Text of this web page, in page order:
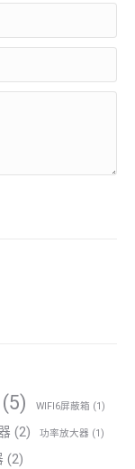
(5) WIFI6屏蔽箱 (1)
(2) 功率放大器 (1)
(2)